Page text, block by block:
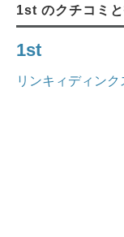
1st のクチコミ
1st
リンキィディン